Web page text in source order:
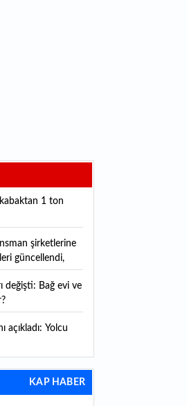
güncellendi,
KAP HABER